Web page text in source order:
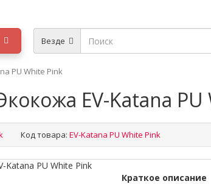
Везде
PU White Pink
EV-Katana
Код товара: EV-Katana PU White Pink
Краткое описание